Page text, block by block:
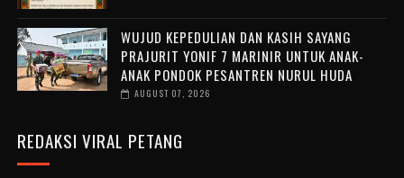
WUJUD KEPEDULIAN DAN KASIH SAYANG
PRAJURIT YONIF 7 MARINIR UNTUK ANAK-
ANAK PONDOK PESANTREN NURUL HUDA ‎
AUGUST 07, 2026
REDAKSI VIRAL PETANG